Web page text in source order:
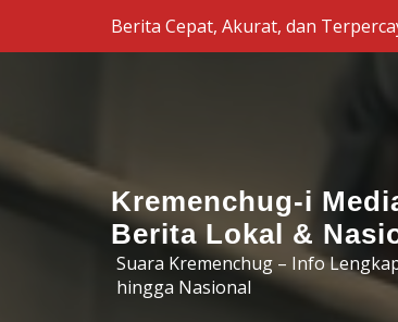
Skip to the contentBerita Cepat, Akurat, dan
Kremenchug-i
Berita Lokal &
Suara Kremenchug – Info
hingga Nasional